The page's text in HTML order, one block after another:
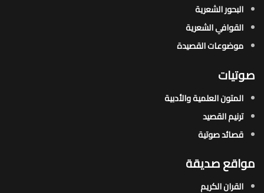
البحور الشعرية​
القوافي الشعرية​
موضوعات القصيدة​
صوتيات
المتون العلمية والأدبية
ترنيم القصيد
قصائد صوتية
مواقع صديقة
القران الكريم